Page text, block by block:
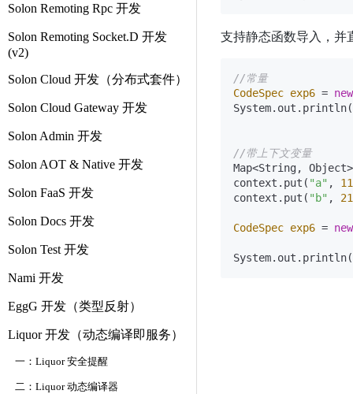
Solon Remoting Rpc 开发
Solon Remoting Socket.D 开发
(v2)
Solon Cloud 开发（分布式套件）
Solon Cloud Gateway 开发
Solon Admin 开发
Solon AOT & Native 开发
Solon FaaS 开发
Solon Docs 开发
Solon Test 开发
Nami 开发
EggG 开发（类型反射）
Liquor 开发（动态编译即服务）
一：Liquor 安全提醒
二：Liquor 动态编译器
支持静态函数导入，并
//常量
CodeSpec exp6 = new
//带上下文变量
Map<String,
context.put( "a" , 11
context.put( "b" , 21
CodeSpec exp6 = new